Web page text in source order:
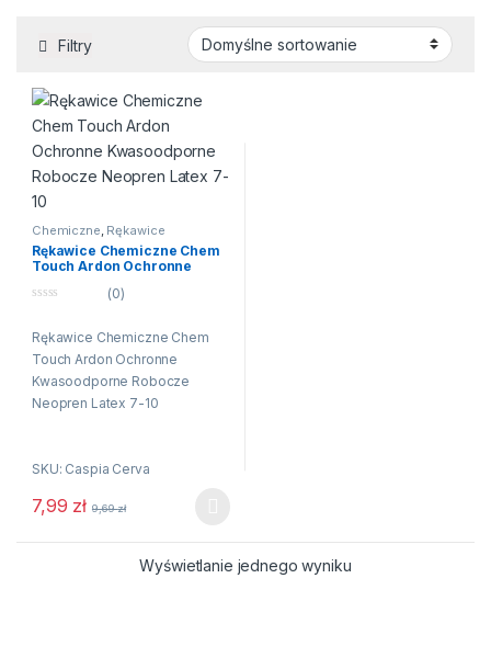
Filtry
Chemiczne, Rękawice
Rękawice Chemiczne Chem
Touch Ardon Ochronne
Neopren Latex 7-10
a
(0)
Rękawice Chemiczne Chem
Touch Ardon Ochronne
Kwasoodporne Robocze
Neopren Latex 7-10
spełniają normy BHP:
EN-420:2003+A1:2009 –
EN-388:2016 (2110x) –
odporność mechaniczna
SKU: Caspia Cerva
7,99 zł 9,69zł
Ten produkt ma wiele wariantów. Opcje można wybrać na
Wyświetlanie jednego wyniku